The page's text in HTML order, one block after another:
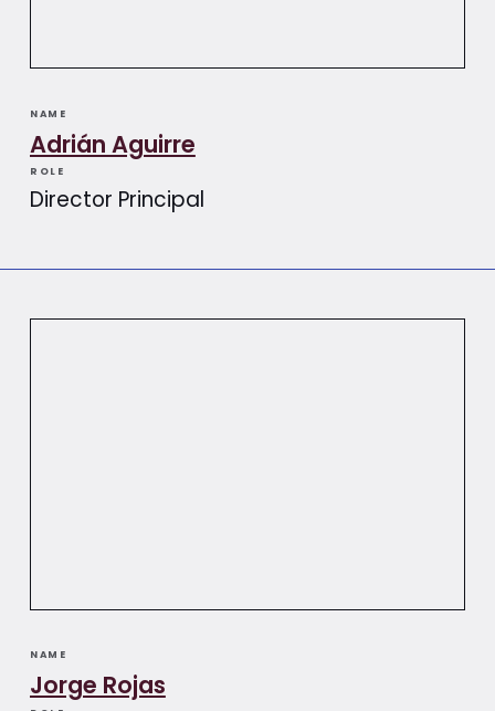
NAME
Adrián Aguirre​​
ROLE
Director Principal
NAME
Jorge Rojas